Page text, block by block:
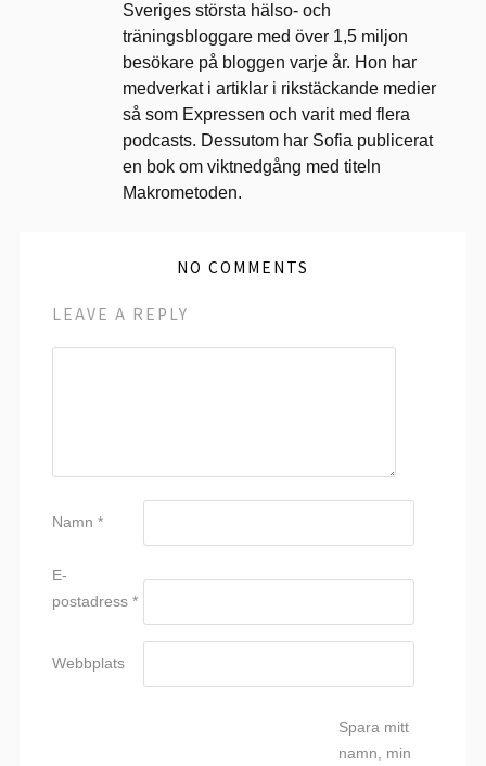
Sveriges största hälso- och
träningsbloggare med över 1,5 miljon
besökare på bloggen varje år. Hon har
medverkat i artiklar i rikstäckande medier
så som Expressen och varit med flera
podcasts. Dessutom har Sofia publicerat
en bok om viktnedgång med titeln
Makrometoden.
NO COMMENTS
LEAVE A REPLY
Namn *
E-
postadress *
Webbplats
Spara mitt
namn, min